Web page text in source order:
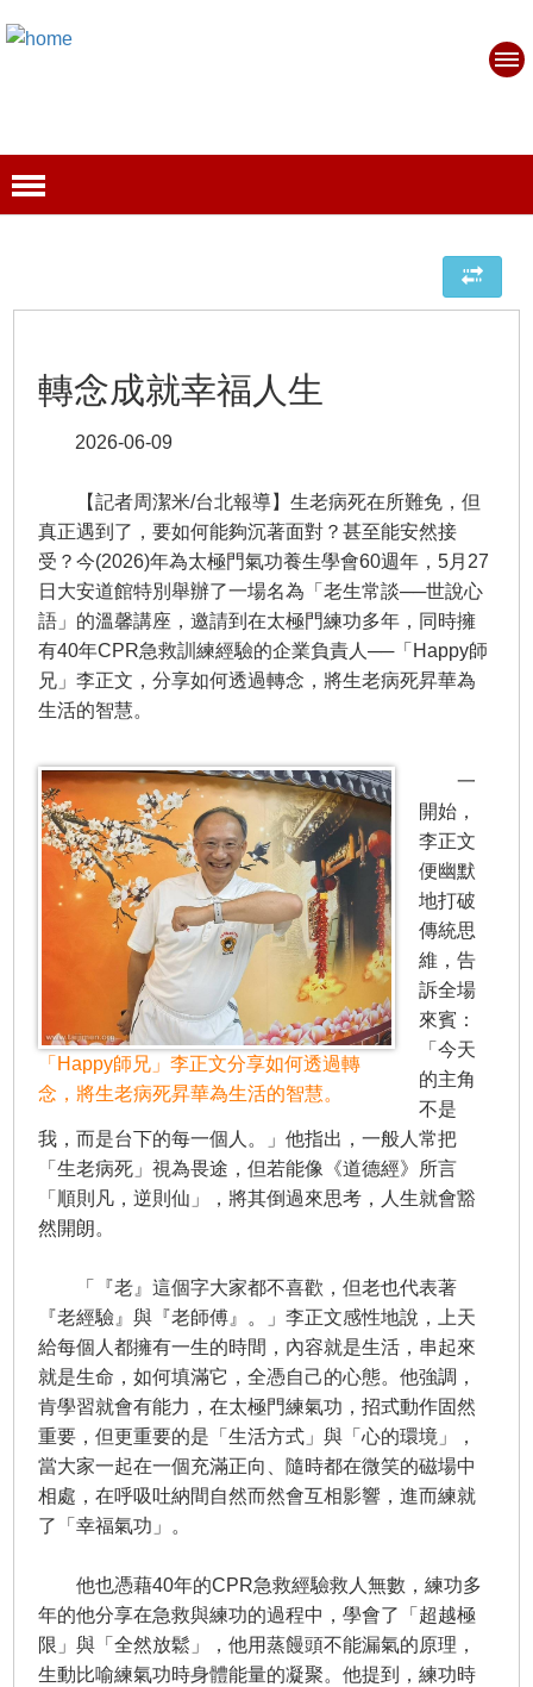
轉念成就幸福人生
2026-06-09
【記者周潔米/台北報導】生老病死在所難免，但
真正遇到了，要如何能夠沉著面對？甚至能安然接
受？今(2026)年為太極門氣功養生學會60週年，5月27
日大安道館特別舉辦了一場名為「老生常談──世說心
語」的溫馨講座，邀請到在太極門練功多年，同時擁
有40年CPR急救訓練經驗的企業負責人──「Happy師
兄」李正文，分享如何透過轉念，將生老病死昇華為
生活的智慧。
「Happy師兄」李正文分享如何透過轉
念，將生老病死昇華為生活的智慧。
一
開始，
李正文
便幽默
地打破
傳統思
維，告
訴全場
來賓：
「今天
的主角
不是
我，而是台下的每一個人。」他指出，一般人常把
「生老病死」視為畏途，但若能像《道德經》所言
「順則凡，逆則仙」，將其倒過來思考，人生就會豁
然開朗。
「『老』這個字大家都不喜歡，但老也代表著
『老經驗』與『老師傅』。」李正文感性地說，上天
給每個人都擁有一生的時間，內容就是生活，串起來
就是生命，如何填滿它，全憑自己的心態。他強調，
肯學習就會有能力，在太極門練氣功，招式動作固然
重要，但更重要的是「生活方式」與「心的環境」，
當大家一起在一個充滿正向、隨時都在微笑的磁場中
相處，在呼吸吐納間自然而然會互相影響，進而練就
了「幸福氣功」。
他也憑藉40年的CPR急救經驗救人無數，練功多
年的他分享在急救與練功的過程中，學會了「超越極
限」與「全然放鬆」，他用蒸饅頭不能漏氣的原理，
生動比喻練氣功時身體能量的凝聚。他提到，練功時